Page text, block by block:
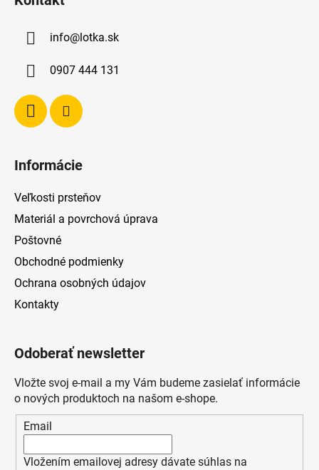
info@lotka.sk
0907 444 131
Informácie
Veľkosti prsteňov
Materiál a povrchová úprava
Poštovné
Obchodné podmienky
Ochrana osobných údajov
Kontakty
Odoberať newsletter
Vložte svoj e-mail a my Vám budeme zasielať informácie
o nových produktoch na našom e-shope.
Email
Vložením emailovej adresy dávate súhlas na